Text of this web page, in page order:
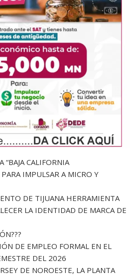
“BAJA CALIFORNIA
IMPULSAR A MICRO Y
DE TIJUANA HERRAMIENTA
LA IDENTIDAD DE MARCA DE
DE EMPLEO FORMAL EN EL
DEL 2026
DE NOROESTE, LA PLANTA